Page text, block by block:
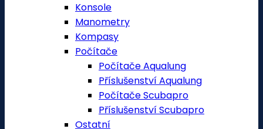
Konsole
Manometry
Kompasy
Počítače
Počítače Aqualung
Příslušenství Aqualung
Počítače Scubapro
Příslušenství Scubapro
Ostatní